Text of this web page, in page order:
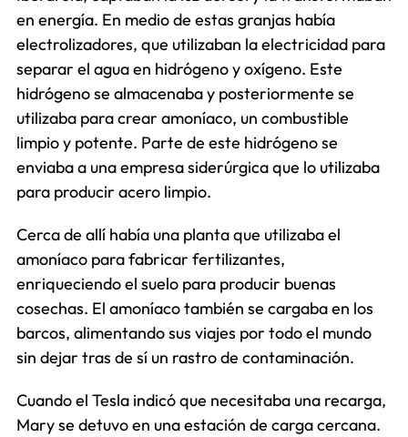
en energía. En medio de estas granjas había
electrolizadores, que utilizaban la electricidad para
separar el agua en hidrógeno y oxígeno. Este
hidrógeno se almacenaba y posteriormente se
utilizaba para crear amoníaco, un combustible
limpio y potente. Parte de este hidrógeno se
enviaba a una empresa siderúrgica que lo utilizaba
para producir acero limpio.
Cerca de allí había una planta que utilizaba el
amoníaco para fabricar fertilizantes,
enriqueciendo el suelo para producir buenas
cosechas. El amoníaco también se cargaba en los
barcos, alimentando sus viajes por todo el mundo
sin dejar tras de sí un rastro de contaminación.
Cuando el Tesla indicó que necesitaba una recarga,
Mary se detuvo en una estación de carga cercana.